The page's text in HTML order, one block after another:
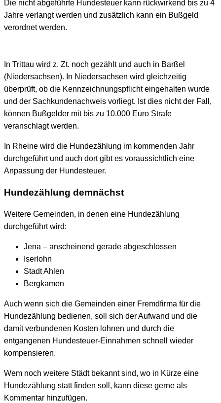
Die nicht abgeführte Hundesteuer kann rückwirkend bis zu 4
Jahre verlangt werden und zusätzlich kann ein Bußgeld
verordnet werden.
In Trittau wird z. Zt. noch gezählt und auch in Barßel
(Niedersachsen). In Niedersachsen wird gleichzeitig
überprüft, ob die Kennzeichnungspflicht eingehalten wurde
und der Sachkundenachweis vorliegt. Ist dies nicht der Fall,
können Bußgelder mit bis zu 10.000 Euro Strafe
veranschlagt werden.
In Rheine wird die Hundezählung im kommenden Jahr
durchgeführt und auch dort gibt es voraussichtlich eine
Anpassung der Hundesteuer.
Hundezählung demnächst
Weitere Gemeinden, in denen eine Hundezählung
durchgeführt wird:
Jena – anscheinend gerade abgeschlossen
Iserlohn
Stadt Ahlen
Bergkamen
Auch wenn sich die Gemeinden einer Fremdfirma für die
Hundezählung bedienen, soll sich der Aufwand und die
damit verbundenen Kosten lohnen und durch die
entgangenen Hundesteuer-Einnahmen schnell wieder
kompensieren.
Wem noch weitere Städt bekannt sind, wo in Kürze eine
Hundezählung statt finden soll, kann diese gerne als
Kommentar hinzufügen.